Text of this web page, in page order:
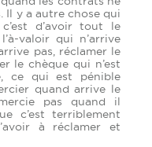
Il y a autre chose qui
d’avoir tout le
valoir qui n’arrive
pas, réclamer le
le chèque qui n’est
ce qui est pénible
quand arrive le
pas quand il
c’est terriblement
à réclamer et